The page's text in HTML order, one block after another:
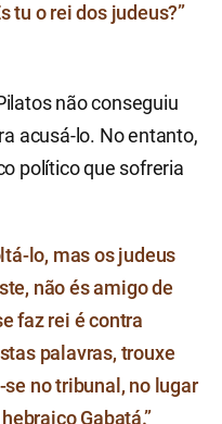
tu o rei dos judeus?”
não conseguiu
acusá-lo. No entanto,
político que sofreria
lo, mas os judeus
não és amigo de
faz rei é contra
palavras, trouxe
no tribunal, no lugar
Gabatá.”